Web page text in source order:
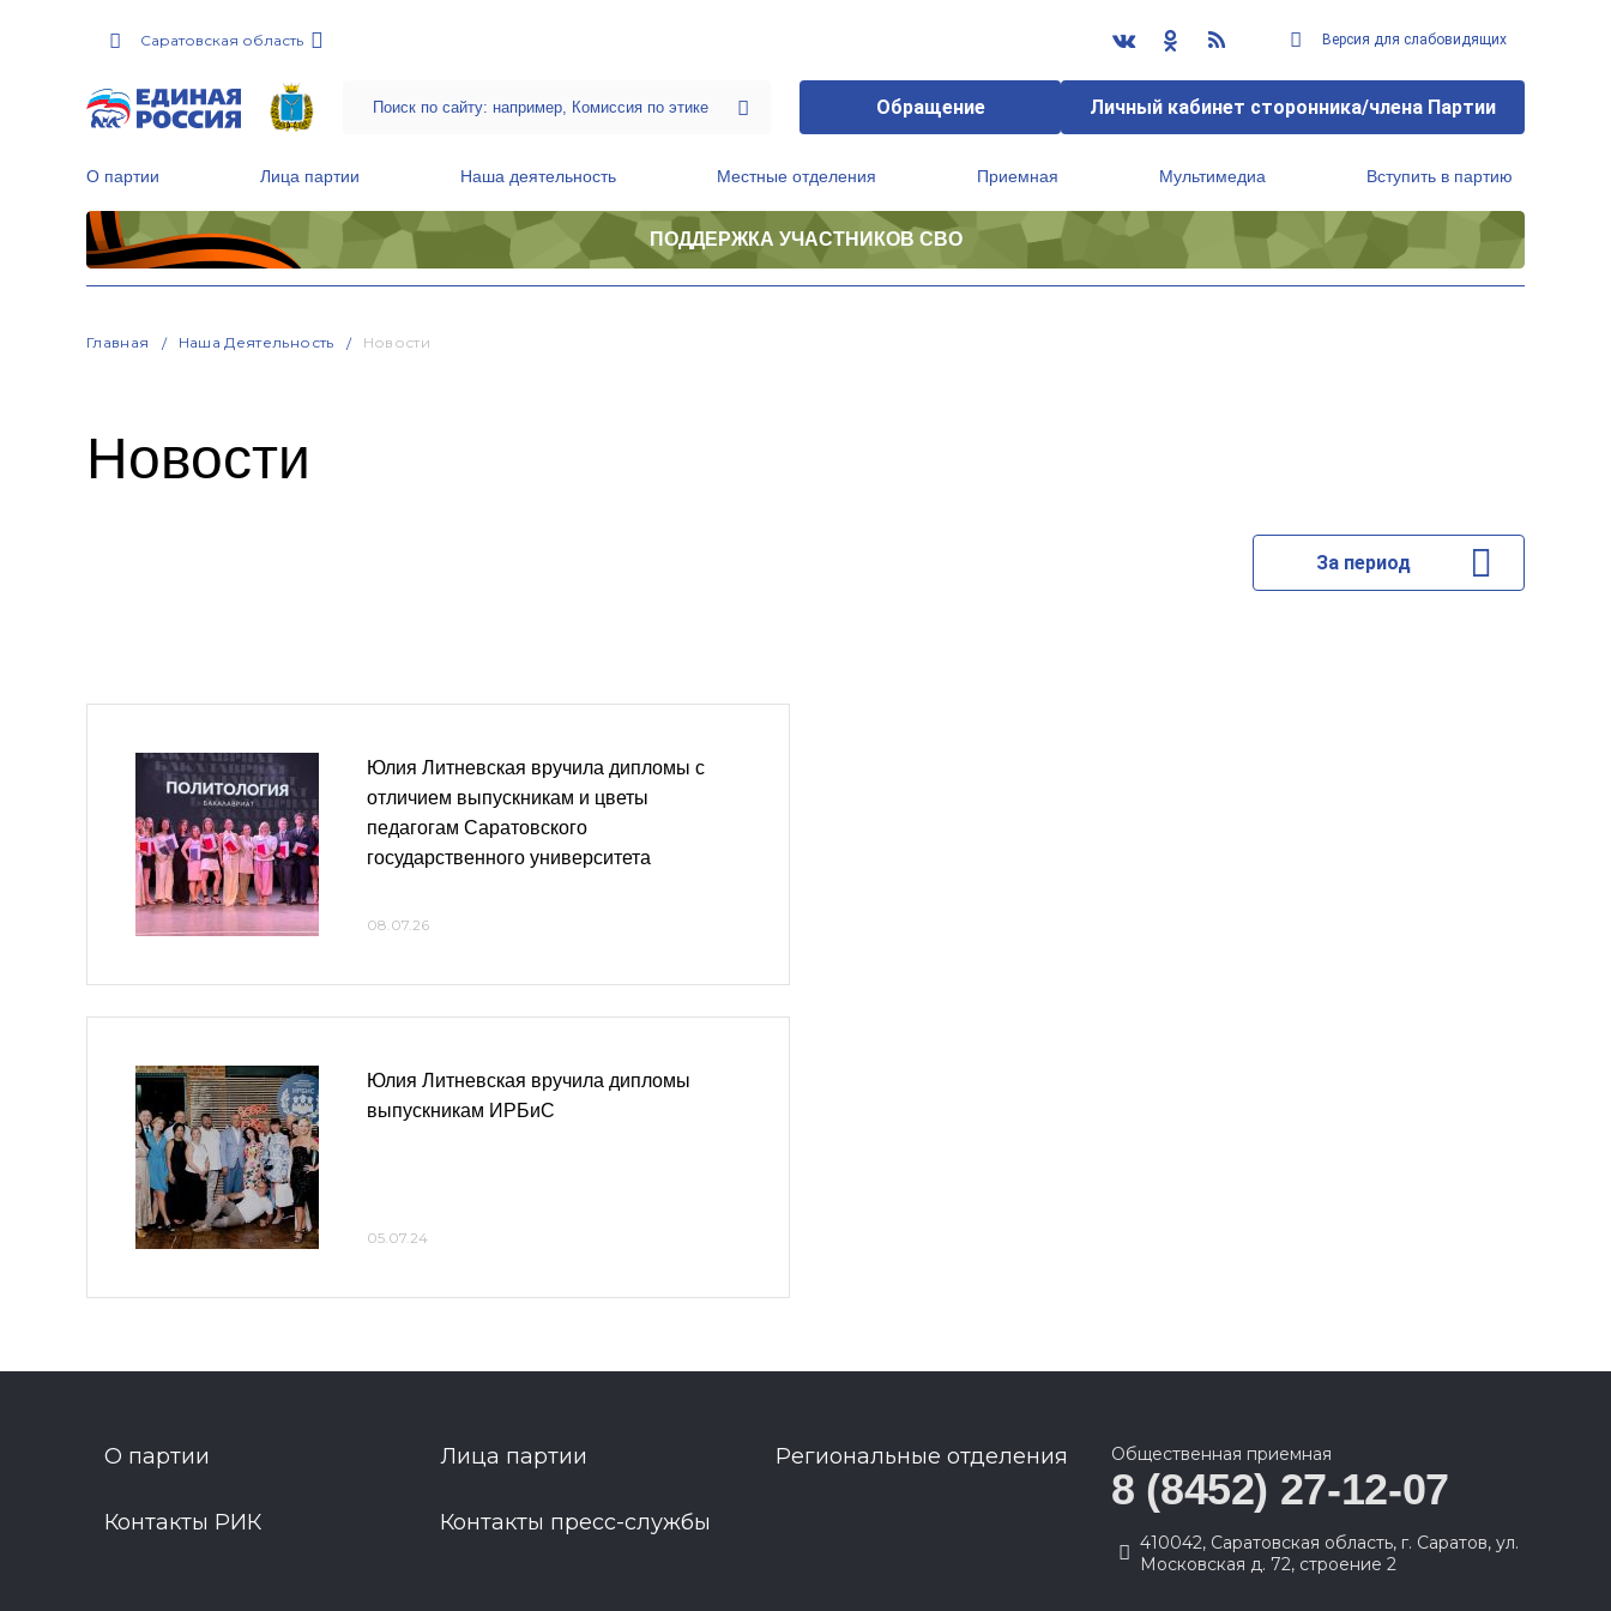
Саратовская область Версия для слабовидящих
Обращение Личный кабинет сторонника/члена Партии
О партии Лица партии Наша деятельность Местные отделения Приемная Мультимедиа Вступить в партию
ПОДДЕРЖКА УЧАСТНИКОВ СВО
Главная Наша Деятельность Новости
Новости
За период
Юлия Литневская вручила дипломы с
отличием выпускникам и цветы
педагогам Саратовского
государственного университета
08.07.26
Юлия Литневская вручила дипломы
выпускникам ИРБиС
05.07.24
О партии Лица партии Региональные отделения
Контакты РИК Контакты пресс-службы
Общественная приемная
8 (8452) 27-12-07
410042, Саратовская область, г. Саратов, ул.
Московская д. 72, строение 2